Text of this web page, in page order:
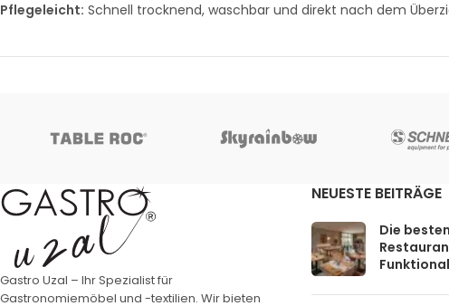
Pflegeleicht: Schnell trocknend, waschbar und direkt nach dem
Gastro Uzal – Ihr Spezialist für
Gastronomiemöbel und -textilien. Wir bieten
NEUESTE BEITRÄGE
Die